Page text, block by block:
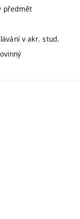
předmět
v akr. stud.